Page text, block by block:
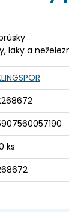
laky a
ks